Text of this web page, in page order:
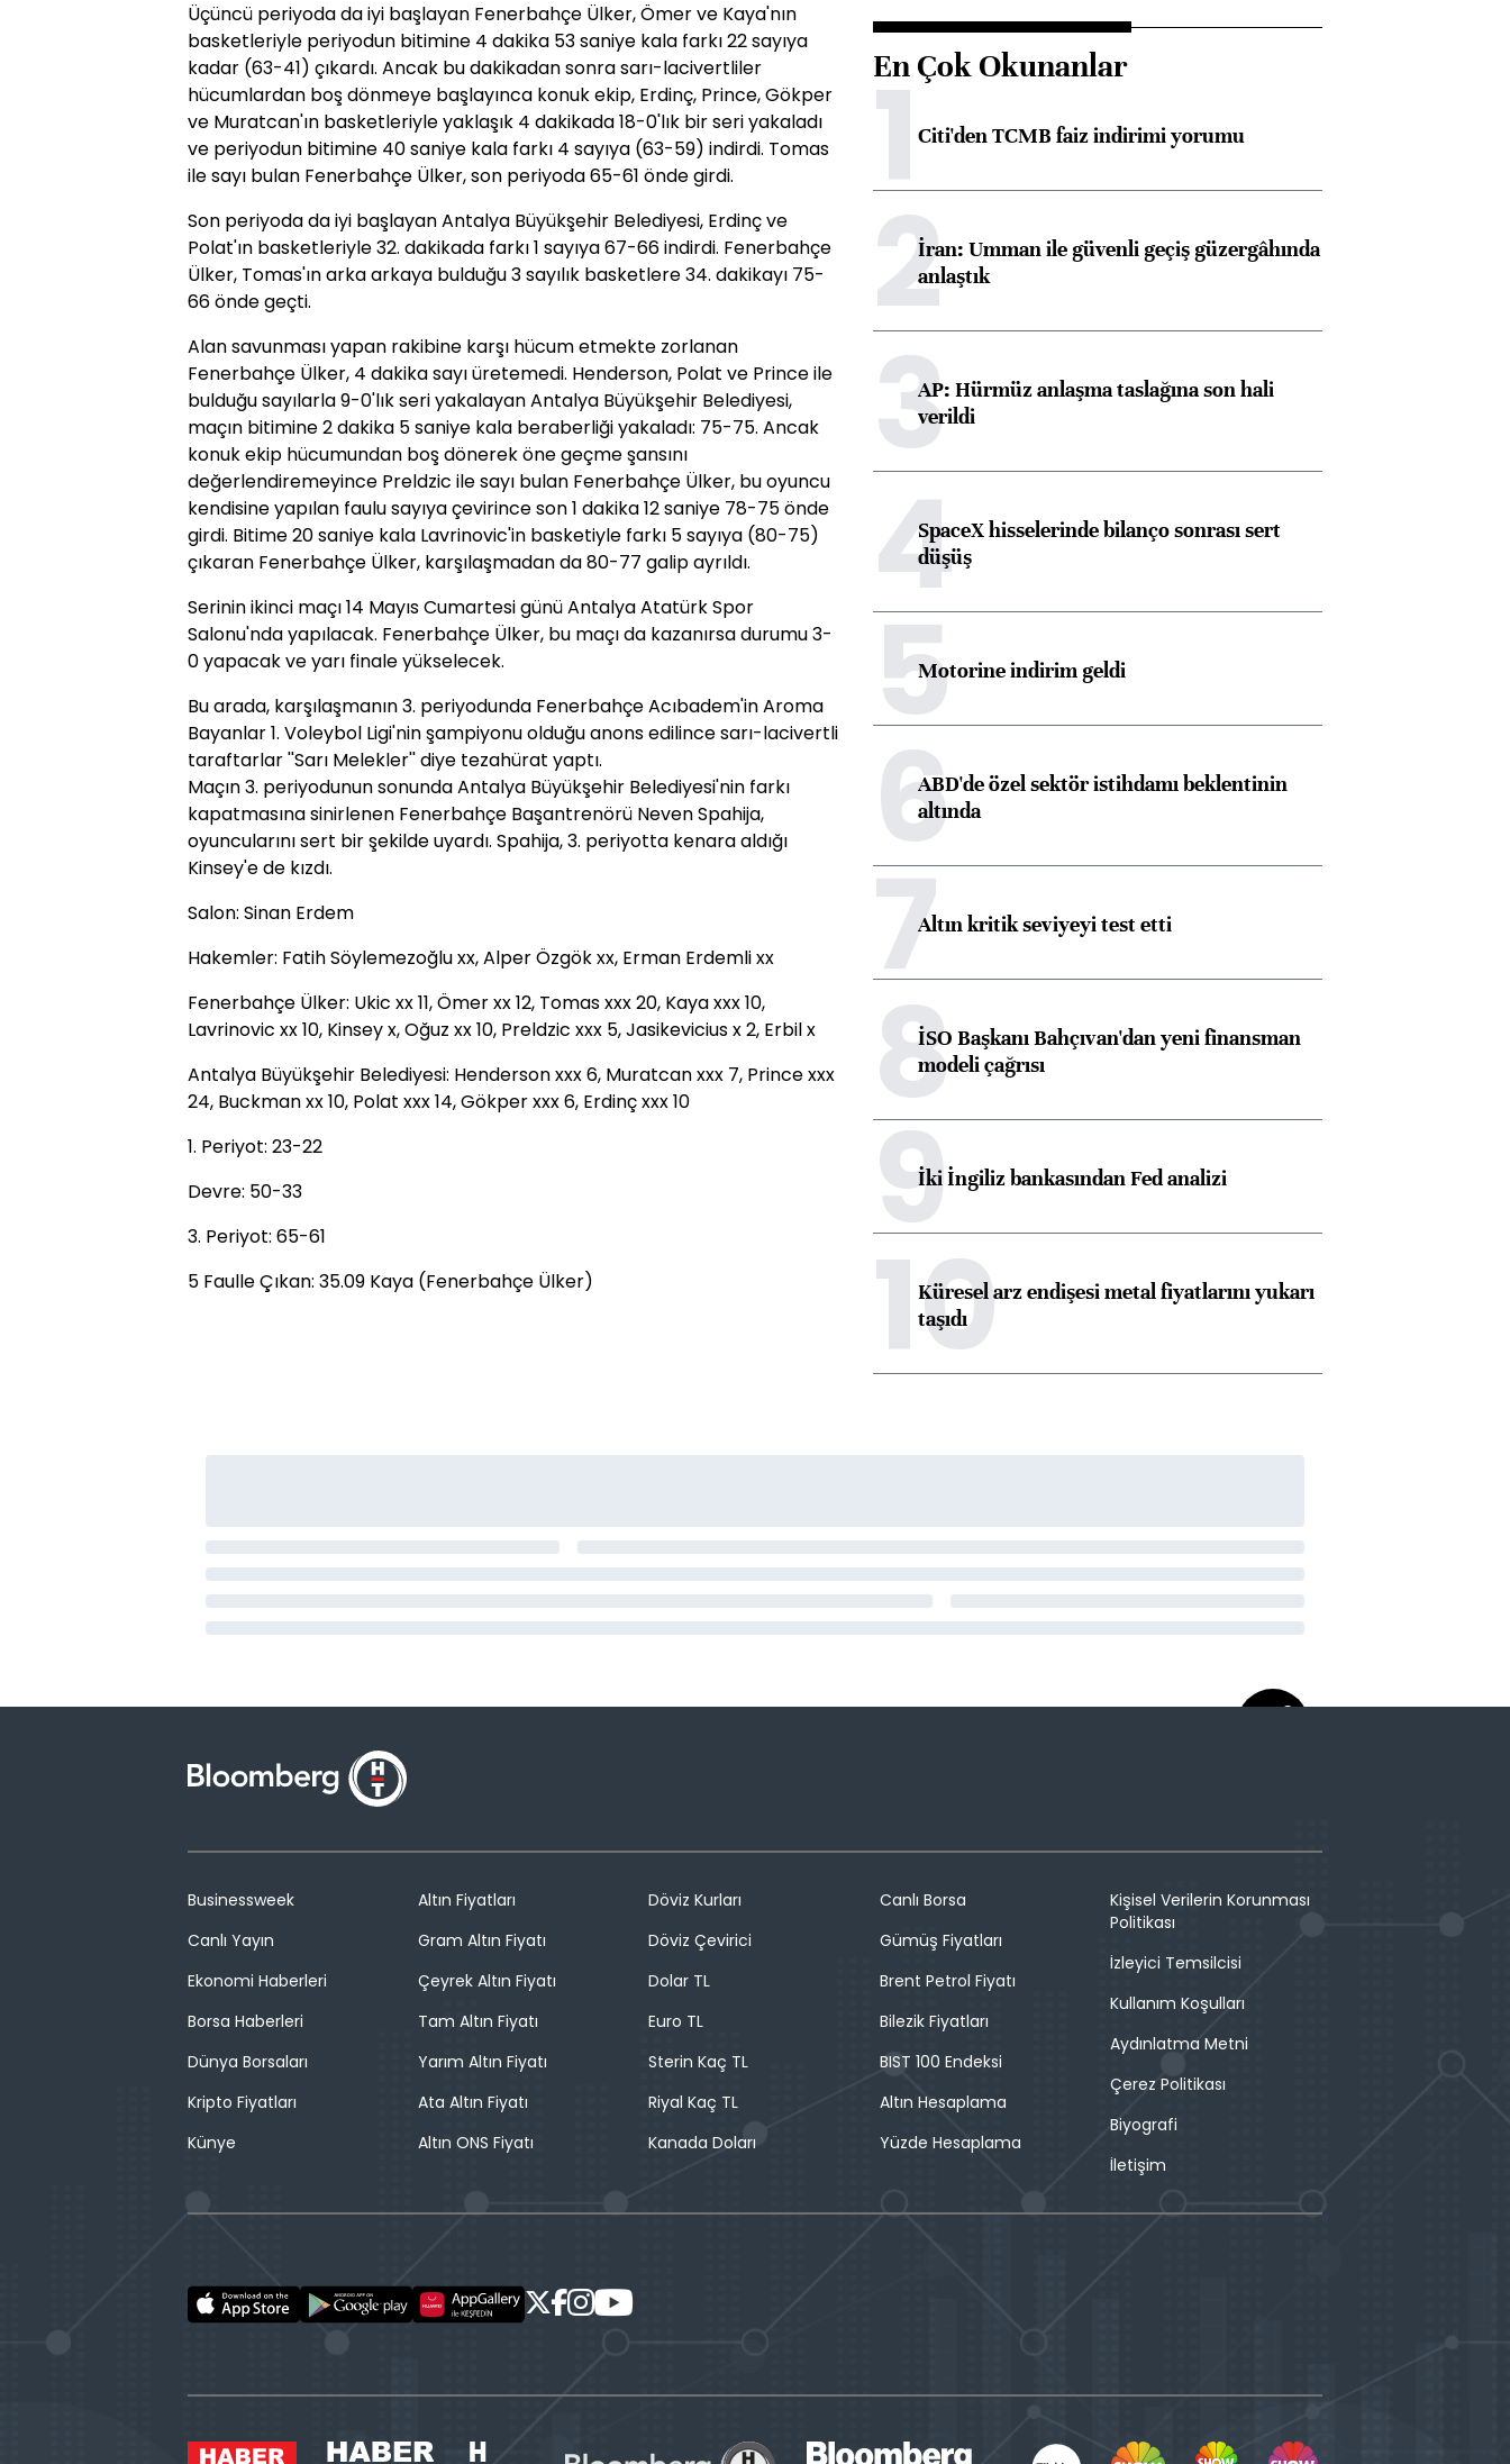
Üçüncü periyoda da iyi başlayan Fenerbahçe Ülker, Ömer ve Kaya'nın
basketleriyle periyodun bitimine 4 dakika 53 saniye kala farkı 22 sayıya
kadar (63-41) çıkardı. Ancak bu dakikadan sonra sarı-lacivertliler
hücumlardan boş dönmeye başlayınca konuk ekip, Erdinç, Prince, Gökper
ve Muratcan'ın basketleriyle yaklaşık 4 dakikada 18-0'lık bir seri yakaladı
ve periyodun bitimine 40 saniye kala farkı 4 sayıya (63-59) indirdi. Tomas
ile sayı bulan Fenerbahçe Ülker, son periyoda 65-61 önde girdi.
Son periyoda da iyi başlayan Antalya Büyükşehir Belediyesi, Erdinç ve
Polat'ın basketleriyle 32. dakikada farkı 1 sayıya 67-66 indirdi. Fenerbahçe
Ülker, Tomas'ın arka arkaya bulduğu 3 sayılık basketlere 34. dakikayı 75-
66 önde geçti.
Alan savunması yapan rakibine karşı hücum etmekte zorlanan
Fenerbahçe Ülker, 4 dakika sayı üretemedi. Henderson, Polat ve Prince ile
bulduğu sayılarla 9-0'lık seri yakalayan Antalya Büyükşehir Belediyesi,
maçın bitimine 2 dakika 5 saniye kala beraberliği yakaladı: 75-75. Ancak
konuk ekip hücumundan boş dönerek öne geçme şansını
değerlendiremeyince Preldzic ile sayı bulan Fenerbahçe Ülker, bu oyuncu
kendisine yapılan faulu sayıya çevirince son 1 dakika 12 saniye 78-75 önde
girdi. Bitime 20 saniye kala Lavrinovic'in basketiyle farkı 5 sayıya (80-75)
çıkaran Fenerbahçe Ülker, karşılaşmadan da 80-77 galip ayrıldı.
Serinin ikinci maçı 14 Mayıs Cumartesi günü Antalya Atatürk Spor
Salonu'nda yapılacak. Fenerbahçe Ülker, bu maçı da kazanırsa durumu 3-
0 yapacak ve yarı finale yükselecek.
Bu arada, karşılaşmanın 3. periyodunda Fenerbahçe Acıbadem'in Aroma
Bayanlar 1. Voleybol Ligi'nin şampiyonu olduğu anons edilince sarı-lacivertli
taraftarlar ''Sarı Melekler'' diye tezahürat yaptı.
Maçın 3. periyodunun sonunda Antalya Büyükşehir Belediyesi'nin farkı
kapatmasına sinirlenen Fenerbahçe Başantrenörü Neven Spahija,
oyuncularını sert bir şekilde uyardı. Spahija, 3. periyotta kenara aldığı
Kinsey'e de kızdı.
Salon: Sinan Erdem
Hakemler: Fatih Söylemezoğlu xx, Alper Özgök xx, Erman Erdemli xx
Fenerbahçe Ülker: Ukic xx 11, Ömer xx 12, Tomas xxx 20, Kaya xxx 10,
Lavrinovic xx 10, Kinsey x, Oğuz xx 10, Preldzic xxx 5, Jasikevicius x 2, Erbil x
Antalya Büyükşehir Belediyesi: Henderson xxx 6, Muratcan xxx 7, Prince xxx
24, Buckman xx 10, Polat xxx 14, Gökper xxx 6, Erdinç xxx 10
1. Periyot: 23-22
Devre: 50-33
3. Periyot: 65-61
5 Faulle Çıkan: 35.09 Kaya (Fenerbahçe Ülker)
En Çok Okunanlar
1Citi'den TCMB faiz indirimi yorumu
2İran: Umman ile güvenli geçiş güzergâhında
anlaştık
3AP: Hürmüz anlaşma taslağına son hali
verildi
4SpaceX hisselerinde bilanço sonrası sert
düşüş
5Motorine indirim geldi
6ABD'de özel sektör istihdamı beklentinin
altında
7Altın kritik seviyeyi test etti
8İSO Başkanı Bahçıvan'dan yeni finansman
modeli çağrısı
9İki İngiliz bankasından Fed analizi
10
Küresel arz endişesi metal fiyatlarını yukarı
taşıdı
Businessweek
Canlı Yayın
Ekonomi Haberleri
Borsa Haberleri
Dünya Borsaları
Kripto Fiyatları
Künye
Altın Fiyatları
Gram Altın Fiyatı
Çeyrek Altın Fiyatı
Tam Altın Fiyatı
Yarım Altın Fiyatı
Ata Altın Fiyatı
Altın ONS Fiyatı
Döviz Kurları
Döviz Çevirici
Dolar TL
Euro TL
Sterin Kaç TL
Riyal Kaç TL
Kanada Doları
Canlı Borsa
Gümüş Fiyatları
Brent Petrol Fiyatı
Bilezik Fiyatları
BIST 100 Endeksi
Altın Hesaplama
Yüzde Hesaplama
Kişisel Verilerin Korunması
Politikası
İzleyici Temsilcisi
Kullanım Koşulları
Aydınlatma Metni
Çerez Politikası
Biyografi
İletişim